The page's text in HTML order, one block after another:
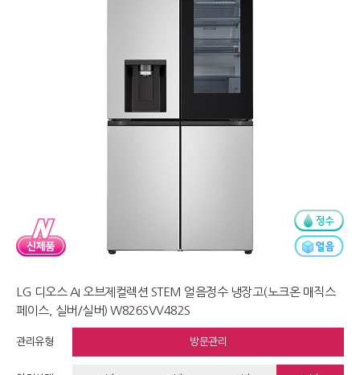
LG 디오스 AI 오브제컬렉션 STEM 얼음정수 냉장고(노크온 매직스
페이스, 실버/실버) W826SVV482S
관리유형 방문관리